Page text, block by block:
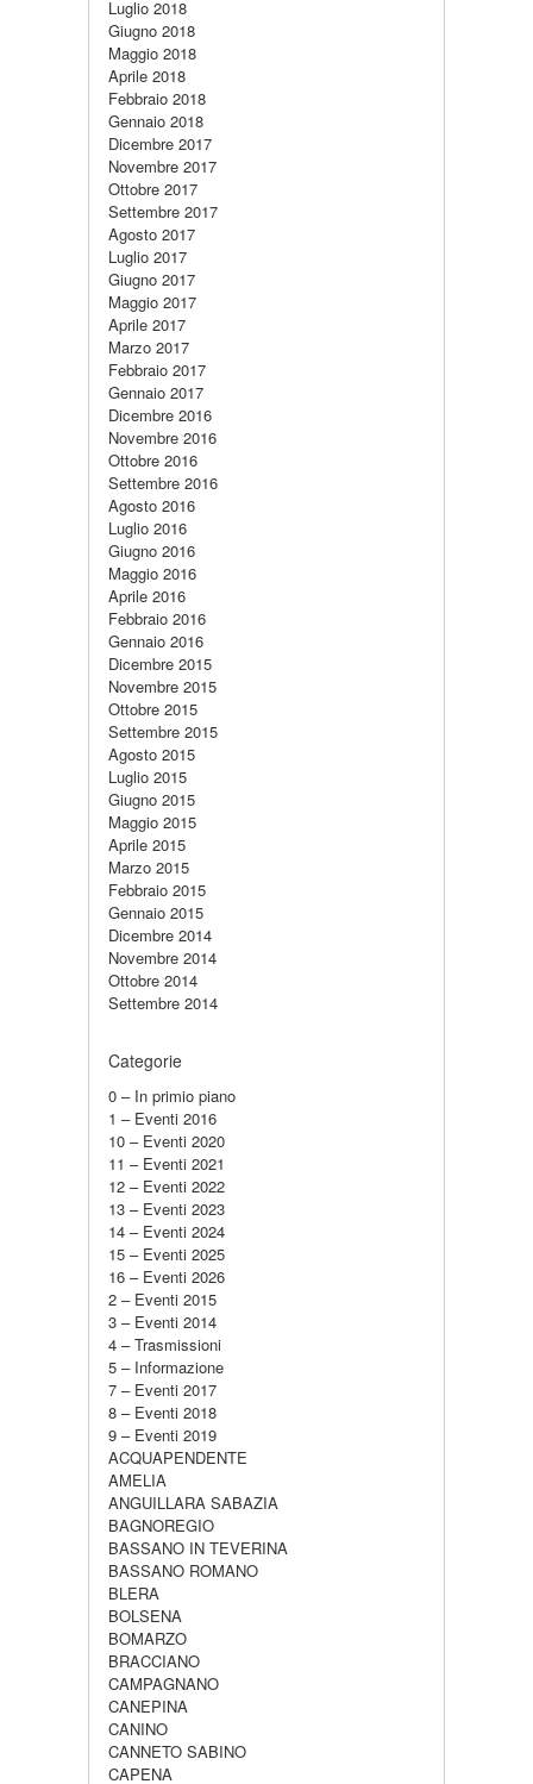
Luglio 2018
Giugno 2018
Maggio 2018
Aprile 2018
Febbraio 2018
Gennaio 2018
Dicembre 2017
Novembre 2017
Ottobre 2017
Settembre 2017
Agosto 2017
Luglio 2017
Giugno 2017
Maggio 2017
Aprile 2017
Marzo 2017
Febbraio 2017
Gennaio 2017
Dicembre 2016
Novembre 2016
Ottobre 2016
Settembre 2016
Agosto 2016
Luglio 2016
Giugno 2016
Maggio 2016
Aprile 2016
Febbraio 2016
Gennaio 2016
Dicembre 2015
Novembre 2015
Ottobre 2015
Settembre 2015
Agosto 2015
Luglio 2015
Giugno 2015
Maggio 2015
Aprile 2015
Marzo 2015
Febbraio 2015
Gennaio 2015
Dicembre 2014
Novembre 2014
Ottobre 2014
Settembre 2014
Categorie
0 – In primio piano
1 – Eventi 2016
10 – Eventi 2020
11 – Eventi 2021
12 – Eventi 2022
13 – Eventi 2023
14 – Eventi 2024
15 – Eventi 2025
16 – Eventi 2026
2 – Eventi 2015
3 – Eventi 2014
4 – Trasmissioni
5 – Informazione
7 – Eventi 2017
8 – Eventi 2018
9 – Eventi 2019
ACQUAPENDENTE
AMELIA
ANGUILLARA SABAZIA
BAGNOREGIO
BASSANO IN TEVERINA
BASSANO ROMANO
BLERA
BOLSENA
BOMARZO
BRACCIANO
CAMPAGNANO
CANEPINA
CANINO
CANNETO SABINO
CAPENA